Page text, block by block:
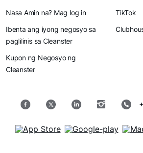
Nasa Amin na? Mag log in
Ibenta ang iyong negosyo sa
paglilinis sa Cleanster
Kupon ng Negosyo ng
Cleanster
TikTok